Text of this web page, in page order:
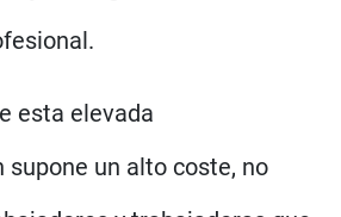
esta elevada
supone un alto coste, no